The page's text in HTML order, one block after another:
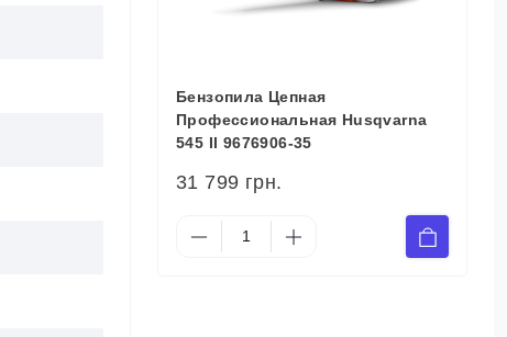
Бензопила Цепная
Профессиональная Husqvarna
545 II 9676906-35
31 799 грн.